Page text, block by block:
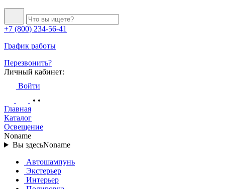
+7 (800) 234-56-41
График работы
Перезвонить?
Личный кабинет:
Войти
Главная
Каталог
Освещение
Noname
Вы здесьNoname
Автошампунь
Экстерьер
Интерьер